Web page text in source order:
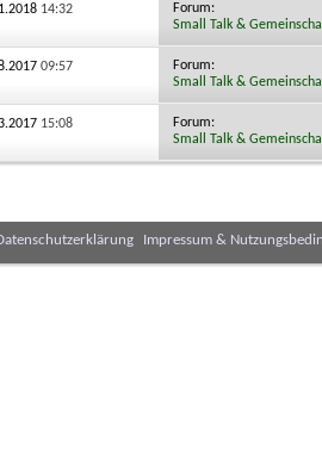
14:32
Forum:
Small Talk &
09:57
Forum:
Small Talk &
15:08
Forum:
Small Talk &
Impressum &